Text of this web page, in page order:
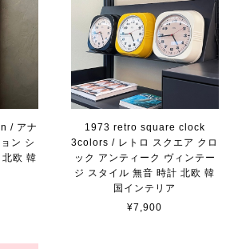
/ アナ
ン シ
欧 韓
1973 retro square clock
3colors / レトロ スクエア クロ
ック アンティーク ヴィンテー
ジ スタイル 無音 時計 北欧 韓
国インテリア
¥7,900